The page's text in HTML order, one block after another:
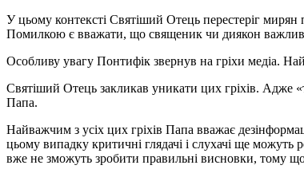
У цьому контексті Святіший Отець перестеріг
Помилкою є вважати, що священик чи диякон
Особливу увагу Понтифік звернув на гріхи медіа.
Святіший Отець закликав уникати цих гріхів. Адже
Папа.
Найважчим з усіх цих гріхів Папа вважає
цьому випадку критичні глядачі і слухачі ще можуть
вже не зможуть зробити правильні висновки, тому